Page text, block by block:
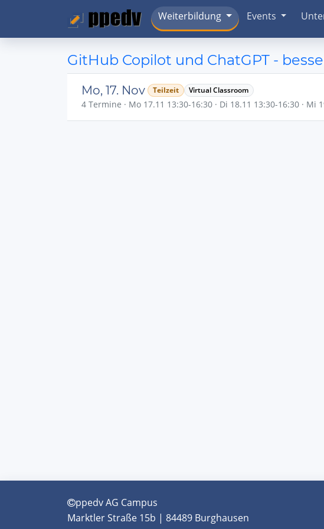
Weiterbildung Events
GitHub Copilot und ChatGPT -
Mo, 17. Nov Teilzeit Virtual Classroom
4 Termine · Mo 17.11 13:30-16:30 · Di 18.11 13:30-16:30 · Mi
ppedv AG Campus
Marktler Straße 15b | 84489 Burghausen